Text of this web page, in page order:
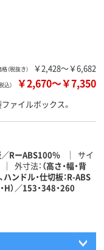
（税抜き） ￥2,428～￥6,682
込） ￥2,670～￥7,350
ァイルボックス。
／RーABS100％
サイ
外寸法 （高さ・幅・背
ハンドル・仕切板：R-ABS
・H）／153・348・260